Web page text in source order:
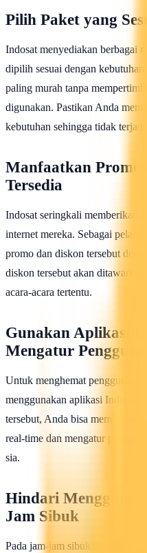
Pilih Paket yang
Indosat menyediakan berbagai
dipilih sesuai dengan
paling murah tanpa
digunakan. Pastikan Anda
kebutuhan sehingga tidak
Manfaatkan Promo
Tersedia
Indosat seringkali memberikan
internet mereka. Sebagai
promo dan diskon tersebut
diskon tersebut akan
acara-acara tertentu.
Gunakan Aplikasi
Mengatur
Untuk menghemat penggunaan
menggunakan aplikasi Indosat
tersebut, Anda bisa memonitor
real-time dan mengatur
sia.
Hindari
Jam Sibuk
Pada jam-jam sibuk,